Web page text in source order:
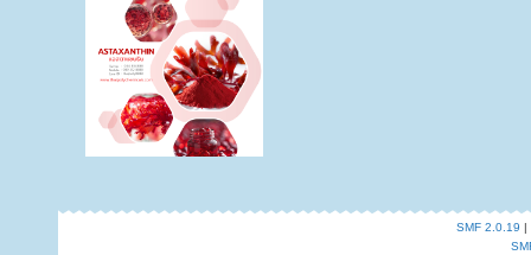
SMF 2.0.19 |